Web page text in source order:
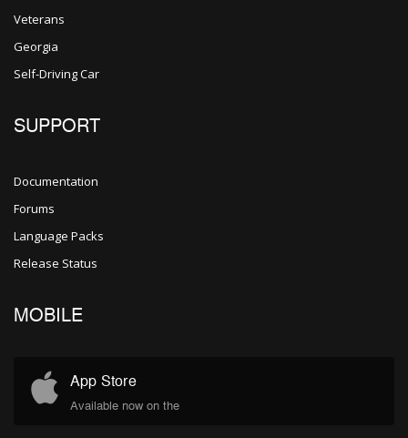
Veterans
Georgia
Self-Driving Car
SUPPORT
Documentation
Forums
Language Packs
Release Status
MOBILE
App Store
Available now on the